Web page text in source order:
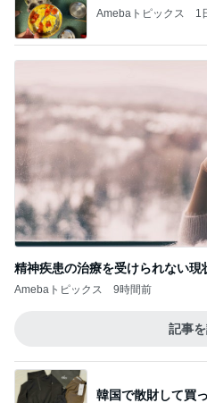
Amebaトピックス 1
精神疾患の治療を受けられない現
Amebaトピックス 9時間前
記事
韓国で散財して買